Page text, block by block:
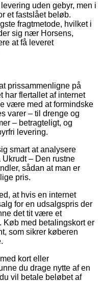
uden gebyr, men i
et fastslået beløb.
fragtmetode, hvilket i
sig nær Horsens,
at få leveret
prissammenligne på
har flertallet af internet
være med at formindske
varer – til drenge og
– betragteligt, og
levering.
smart at analysere
– Den rustne
sådan at man er
pris.
at hvis en internet
for en udsalgspris der
det tit være et
Køb med betalingskort er
som sikrer køberen
kort eller
du drage nytte af en
vil betale beløbet af